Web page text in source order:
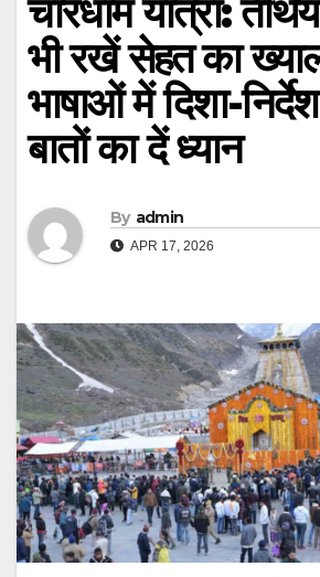
चारधाम यात्रा:
भी रखें सेहत का
भाषाओं में दिशा-
बातों का दें ध्यान
By admin
APR 17, 2026